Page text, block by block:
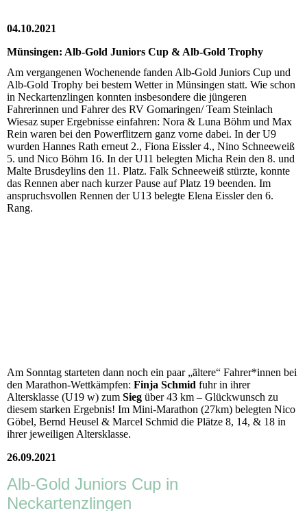
04.10.2021
Münsingen: Alb-Gold Juniors Cup & Alb-Gold Trophy
Am vergangenen Wochenende fanden Alb-Gold Juniors Cup und
Alb-Gold Trophy bei bestem Wetter in Münsingen statt. Wie schon
in Neckartenzlingen konnten insbesondere die jüngeren
Fahrerinnen und Fahrer des RV Gomaringen/ Team Steinlach
Wiesaz super Ergebnisse einfahren: Nora & Luna Böhm und Max
Rein waren bei den Powerflitzern ganz vorne dabei. In der U9
wurden Hannes Rath erneut 2., Fiona Eissler 4., Nino Schneeweiß
5. und Nico Böhm 16. In der U11 belegten Micha Rein den 8. und
Malte Brusdeylins den 11. Platz. Falk Schneeweiß stürzte, konnte
das Rennen aber nach kurzer Pause auf Platz 19 beenden. Im
anspruchsvollen Rennen der U13 belegte Elena Eissler den 6.
Rang.
Am Sonntag starteten dann noch ein paar „ältere“ Fahrer*innen bei
den Marathon-Wettkämpfen: Finja Schmid fuhr in ihrer
Altersklasse (U19 w) zum Sieg über 43 km – Glückwunsch zu
diesem starken Ergebnis! Im Mini-Marathon (27km) belegten Nico
Göbel, Bernd Heusel & Marcel Schmid die Plätze 8, 14, & 18 in
ihrer jeweiligen Altersklasse.
26.09.2021
Alb-Gold Juniors Cup in
Neckartenzlingen